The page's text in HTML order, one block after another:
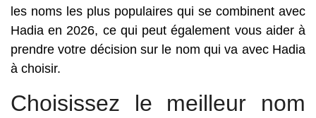
les noms les plus populaires qui se combinent avec
Hadia en 2026, ce qui peut également vous aider à
prendre votre décision sur le nom qui va avec Hadia
à choisir.
Choisissez le meilleur nom